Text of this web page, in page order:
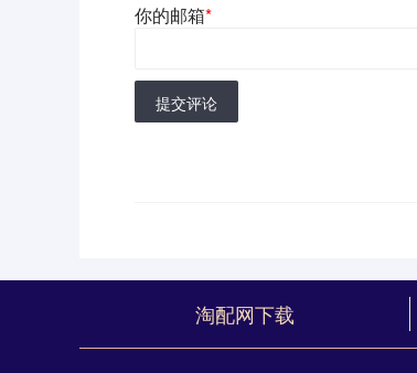
你的邮箱*
提交评论
淘配网下载